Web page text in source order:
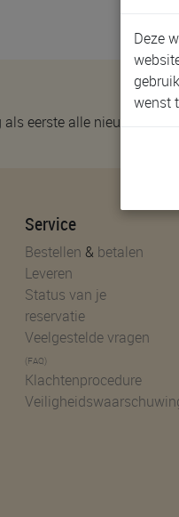
eerste alle nieuwtjes!
Service
Bestellen & betalen
Leveren
Status van je
reservatie
Veelgestelde vragen
(FAQ)
Klachtenprocedure
Deze
wenst